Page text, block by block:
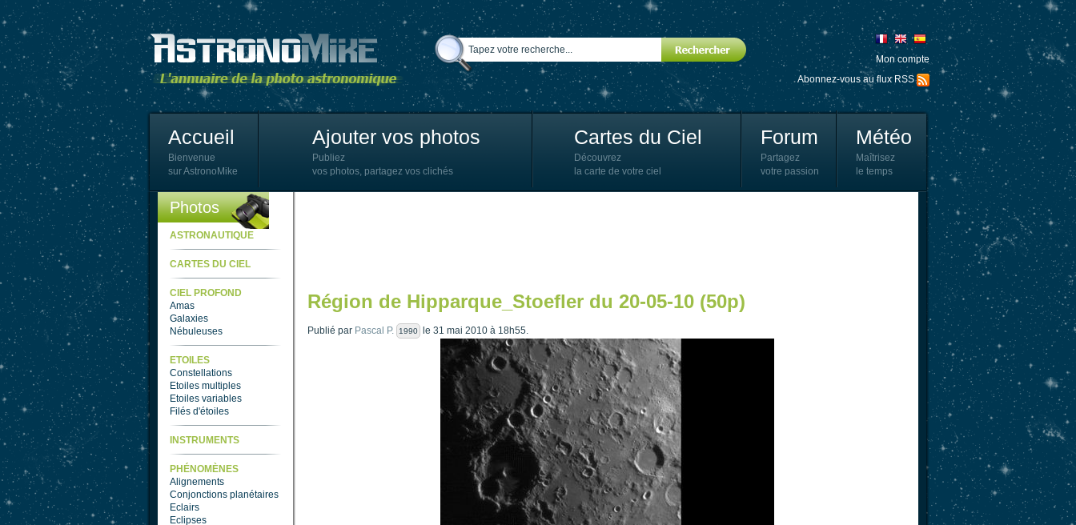
Mon compte
Abonnez-vous au flux RSS
Accueil
Bienvenue
sur AstronoMike
Ajouter vos photos
Publiez
vos photos, partagez vos clichés
Cartes du Ciel
Découvrez
la carte de votre ciel
Forum
Partagez
votre passion
Météo
Maîtrisez
le temps
Photos
ASTRONAUTIQUE
CARTES DU CIEL
CIEL PROFOND
Amas
Galaxies
Nébuleuses
ETOILES
Constellations
Etoiles multiples
Etoiles variables
Filés d'étoiles
INSTRUMENTS
PHÉNOMÈNES
Alignements
Conjonctions planétaires
Eclairs
Eclipses
Région de Hipparque_Stoefler du 20-05-10 (50p)
Publié par Pascal P. 1990 le 31 mai 2010 à 18h55.